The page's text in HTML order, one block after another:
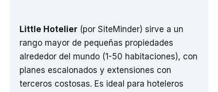
Little Hotelier (por SiteMinder) sirve a un
rango mayor de pequeñas propiedades
alrededor del mundo (1-50 habitaciones), con
planes escalonados y extensiones con
terceros costosas. Es ideal para hoteleros